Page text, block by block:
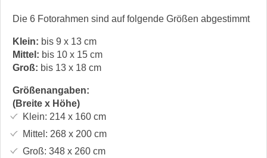
Die 6 Fotorahmen sind auf folgende Größen abgestimmt
Klein: bis 9 x 13 cm
Mittel: bis 10 x 15 cm
Groß: bis 13 x 18 cm
Größenangaben:
(Breite x Höhe)
Klein: 214 x 160cm
Mittel: 268 x 200cm
Groß: 348 x 260cm